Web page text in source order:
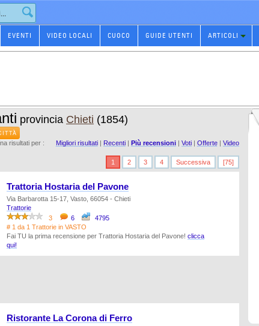
EVENTI VIDEO LOCALI CUOCO GUIDE UTENTI ARTICOLI
provincia Chieti (1854)
risultati per : Migliori risultati | Recenti | Più recensioni | Voti | Offerte | Video
1 2 3 4 Successiva [75]
Trattoria Hostaria del Pavone
Via Barbarotta 15-17, Vasto, 66054 - Chieti
Trattorie
3
6
4795
# 1 da 1 Trattorie in VASTO
Fai TU la prima recensione per Trattoria Hostaria del Pavone! clicca
qui!
Ristorante La Corona di Ferro